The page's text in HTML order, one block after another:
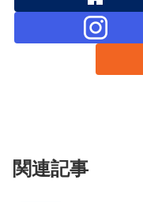
関連記事